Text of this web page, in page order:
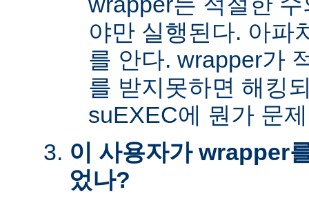
야만 실행된다. 아파
를 안다. wrapper가
를 받지못하면 해킹
suEXEC에 뭔가 문
이 사용자가 wrapper
었나?